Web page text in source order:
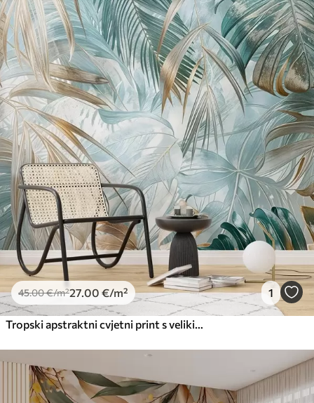
45.00€/m²27.00 €/m² 1
Tropski apstraktni cvjetni print s velikim palminim lišćem u nijansama plave i bež boje stvara raskošnu atmosferu